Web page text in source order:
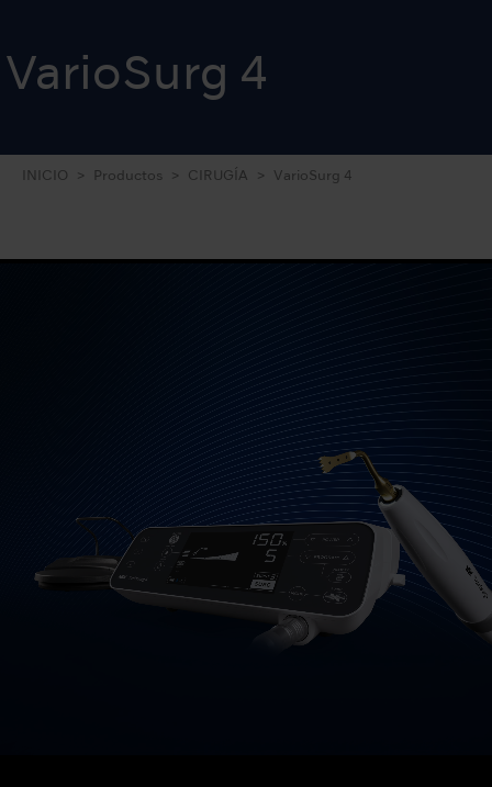
VarioSurg 4
INICIO Productos CIRUGÍA VarioSurg 4